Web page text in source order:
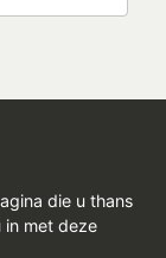
die u thans
in met deze